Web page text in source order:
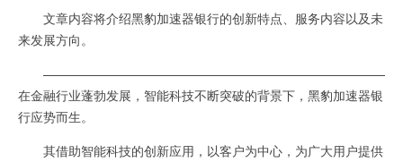
文章内容将介绍黑豹加速器银行的创新特点、服务内容以及未
来发展方向。
在金融行业蓬勃发展，智能科技不断突破的背景下，黑豹加速器银
行应势而生。
其借助智能科技的创新应用，以客户为中心，为广大用户提供